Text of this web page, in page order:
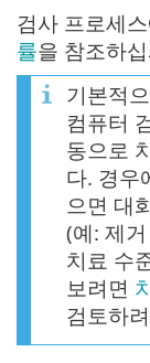
검사 프로세
률을 참조하
기본적
컴퓨터
동으로
다. 경우
으면 대
(예: 제
치료 수
보려면
검토하